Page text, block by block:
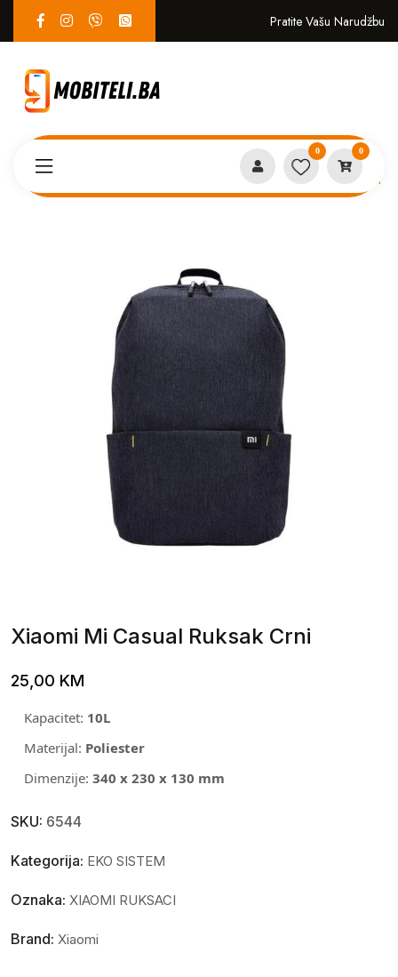
Pratite Vašu Narudžbu
0 0
Xiaomi Mi Casual Ruksak Crni
Xiaomi Mi Casual Ruksak Crni
25,00 KM
Kapacitet: 10L
Materijal: Poliester
Dimenzije: 340 x 230 x 130 mm
SKU: 6544
Kategorija: EKO SISTEM
Oznaka: XIAOMI RUKSACI
Brand: Xiaomi